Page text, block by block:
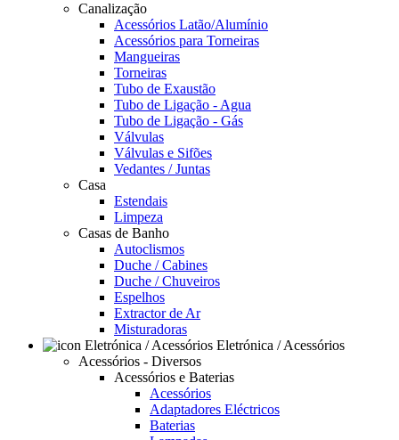
Canalização
Acessórios Latão/Alumínio
Acessórios para Torneiras
Mangueiras
Torneiras
Tubo de Exaustão
Tubo de Ligação - Agua
Tubo de Ligação - Gás
Válvulas
Válvulas e Sifões
Vedantes / Juntas
Casa
Estendais
Limpeza
Casas de Banho
Autoclismos
Duche / Cabines
Duche / Chuveiros
Espelhos
Extractor de Ar
Misturadoras
Eletrónica / Acessórios
Acessórios - Diversos
Acessórios e Baterias
Acessórios
Adaptadores Eléctricos
Baterias